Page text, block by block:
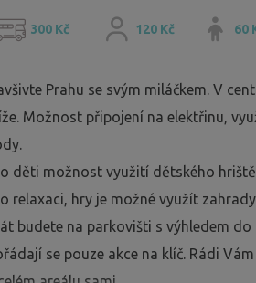
300 Kč 120 Kč 60
Prahu se svým miláčkem. V
Možnost připojení na elektřinu,
děti možnost využití dětského
relaxaci, hry je možné využít
budete na parkovišti s výhledem
se pouze akce na klíč. Rádi